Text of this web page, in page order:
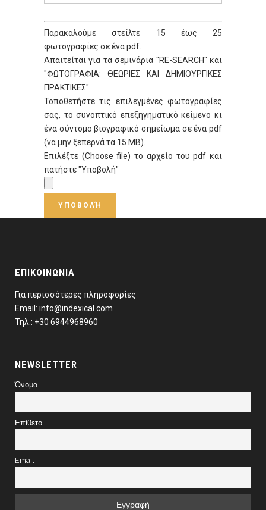
Παρακαλούμε στείλτε 15 έως 25
φωτογραφίες σε ένα pdf.
Απαιτείται για τα σεμινάρια "RE-SEARCH" και
"ΦΩΤΟΓΡΑΦΙΑ: ΘΕΩΡΙΕΣ ΚΑΙ ΔΗΜΙΟΥΡΓΙΚΕΣ
ΠΡΑΚΤΙΚΕΣ"
Τοποθετήστε τις επιλεγμένες φωτογραφίες
σας, το συνοπτικό επεξηγηματικό κείμενο κι
ένα σύντομο βιογραφικό σημείωμα σε ένα pdf
(να μην ξεπερνά τα 15 ΜΒ).
Επιλέξτε (Choose file) το αρχείο του pdf και
πατήστε "Υποβολή"
ΕΠΙΚΟΙΝΩΝΊΑ
Για περισσότερες πληροφορίες
Email: info@indexical.com
Τηλ.: +30 6944968960
NEWSLETTER
Όνομα
Επίθετο
Email